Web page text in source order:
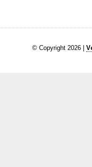
© Copyright 2026 |